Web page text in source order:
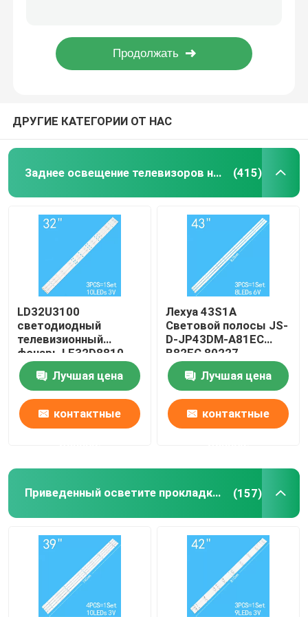
Приведенный осветите прокладку контржурным
Подсветка телевизора Samsung
Заднее освещение SONY TV
Заднее освещение телевизора TCL
Заднее освещение Вестела
Заднее освещение телевизора Skyworth
Подсветка телевизора Philips
Заднее освещение Haier TV
Заднее освещение XiaoMi
ДРУГИЕ КАТЕГОРИИ ОТ НАС
Заднее освещение телевизоров на светодиодных батареях (415)
LD32U3100
светодиодный
телевизионный
фонарь LE32D8810
32PAL535 LT-32C461
LE32B8000TЛучшая цена
контактные
Лехуа 43S1A
Световой полосы JS-
D-JP43DM-A81EC
B82EC 80227
E43DM1000
Лучшая цена
контактные
Приведенный осветите прокладку контржурным светом (157)